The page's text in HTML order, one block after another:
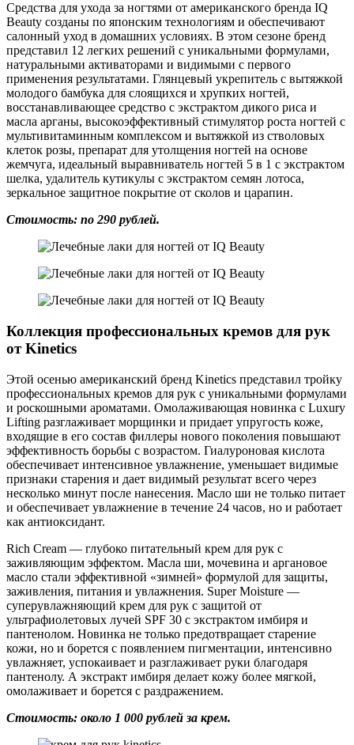
Средства для ухода за ногтями от американского бренда IQ
Beauty созданы по японским технологиям и обеспечивают
салонный уход в домашних условиях. В этом сезоне бренд
представил 12 легких решений с уникальными формулами,
натуральными активаторами и видимыми с первого
применения результатами. Глянцевый укрепитель с вытяжкой
молодого бамбука для слоящихся и хрупких ногтей,
восстанавливающее средство с экстрактом дикого риса и
масла арганы, высокоэффективный стимулятор роста ногтей с
мультивитаминным комплексом и вытяжкой из стволовых
клеток розы, препарат для утолщения ногтей на основе
жемчуга, идеальный выравниватель ногтей 5 в 1 с экстрактом
шелка, удалитель кутикулы с экстрактом семян лотоса,
зеркальное защитное покрытие от сколов и царапин.
Стоимость: по 290 рублей.
Коллекция профессиональных кремов для рук
от Kinetics
Этой осенью американский бренд Kinetics представил тройку
профессиональных кремов для рук с уникальными формулами
и роскошными ароматами. Омолаживающая новинка с Luxury
Lifting разглаживает морщинки и придает упругость коже,
входящие в его состав филлеры нового поколения повышают
эффективность борьбы с возрастом. Гиалуроновая кислота
обеспечивает интенсивное увлажнение, уменьшает видимые
признаки старения и дает видимый результат всего через
несколько минут после нанесения. Масло ши не только питает
и обеспечивает увлажнение в течение 24 часов, но и работает
как антиоксидант.
Rich Cream — глубоко питательный крем для рук с
заживляющим эффектом. Масла ши, мочевина и аргановое
масло стали эффективной «зимней» формулой для защиты,
заживления, питания и увлажнения. Super Moisture —
суперувлажняющий крем для рук с защитой от
ультрафиолетовых лучей SPF 30 c экстрактом имбиря и
пантенолом. Новинка не только предотвращает старение
кожи, но и борется с появлением пигментации, интенсивно
увлажняет, успокаивает и разглаживает руки благодаря
пантенолу. А экстракт имбиря делает кожу более мягкой,
омолаживает и борется с раздражением.
Стоимость: около 1 000 рублей за крем.